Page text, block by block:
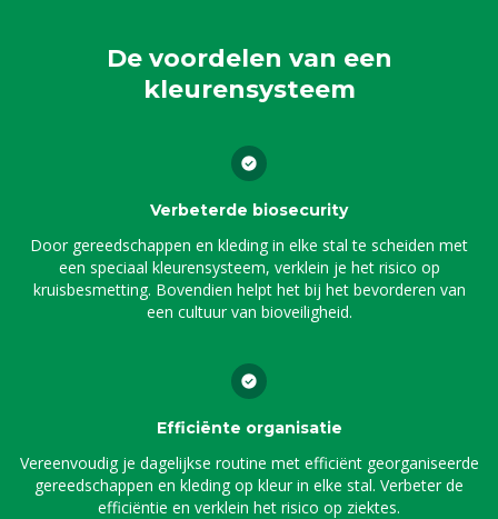
De voordelen van een
kleurensysteem
Verbeterde biosecurity
Door gereedschappen en kleding in elke stal te scheiden met
een speciaal kleurensysteem, verklein je het risico op
kruisbesmetting. Bovendien helpt het bij het bevorderen van
een cultuur van bioveiligheid.
Efficiënte organisatie
Vereenvoudig je dagelijkse routine met efficiënt georganiseerde
gereedschappen en kleding op kleur in elke stal. Verbeter de
efficiëntie en verklein het risico op ziektes.